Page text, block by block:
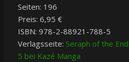
Seiten: 196
Preis: 6,95 €
ISBN: 978-2-88921-788-5
Verlagsseite: Seraph of the
5 bei Kazé Manga